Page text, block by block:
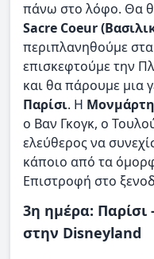
πάνω στο λόφο. Θα
Sacre Coeur
περιπλανηθούμε
επισκεφτούμε την
και θα πάρουμε μια
Παρίσι. Η Μονμάρτη
ο Βαν Γκογκ, ο
ελεύθερος να
κάποιο από τα
Επιστροφή στο
3η ημέρα:
στην Disneyland